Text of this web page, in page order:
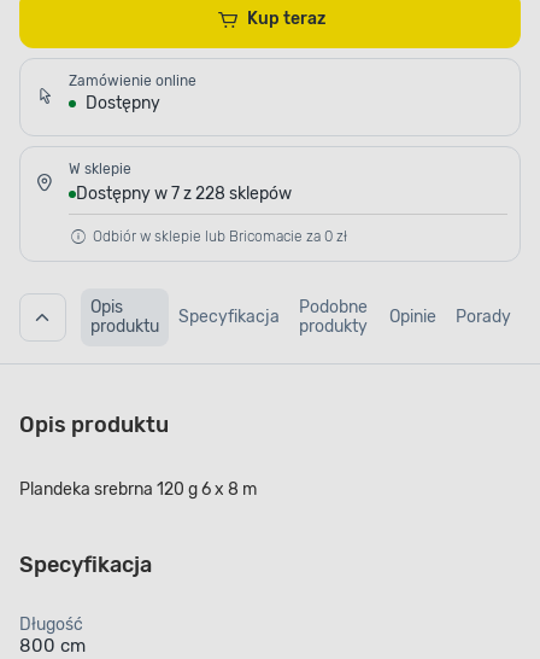
Kup teraz
Zamówienie online
Dostępny
W sklepie
Dostępny w 7 z 228 sklepów
Odbiór w sklepie lub Bricomacie za 0 zł
Opis
produktu
Specyfikacja
Podobne
produkty
Opinie Porady
Opis produktu
Plandeka srebrna 120 g 6 x 8 m
Specyfikacja
Długość
800 cm